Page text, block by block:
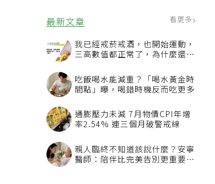
最新文章 看更多
我已經戒菸戒酒，也開始運動，
三高數值都正常了，為什麼還不
吃飯喝水能減重？「喝水黃金時
間點」曝，喝錯時機反而吃更多
通膨壓力未減 7月物價CPI年增
率2.54% 連三個月破警戒線
親人臨終不知道該說什麼？安寧
醫師：陪伴比完美告別更重要，